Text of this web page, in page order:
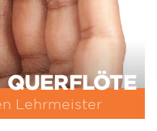
QUERFLÖTE
Lehrmeister